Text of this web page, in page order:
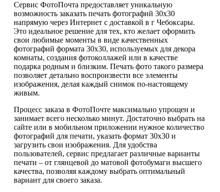
Сервис ФотоПочта предоставляет уникальную
возможность заказать печать фотографий 30х30
напрямую через Интернет с доставкой в г Чебоксары.
Это идеальное решение для тех, кто желает оформить
свои любимые моменты в виде качественных
фотографий формата 30х30, используемых для декора
комнаты, создания фотоколлажей или в качестве
подарка родным и близким. Печать фото такого размера
позволяет детально воспроизвести все элементы
изображения, делая каждый снимок по-настоящему
живым.
Процесс заказа в ФотоПочте максимально упрощен и
занимает всего несколько минут. Достаточно выбрать на
сайте или в мобильном приложении нужное количество
фотографий для печати, указать формат 30х30 и
загрузить свои изображения. Для удобства
пользователей, сервис предлагает различные варианты
печати – от глянцевой до матовой фотобумаги высшего
качества, позволяя каждому выбрать оптимальный
вариант для своего заказа.